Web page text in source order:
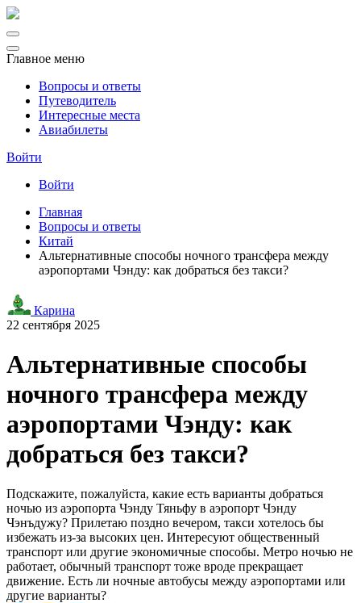
Главное меню
Вопросы и ответы
Путеводитель
Интересные места
Авиабилеты
Войти
Войти
Главная
Вопросы и ответы
Китай
Альтернативные способы ночного трансфера между
аэропортами Чэнду: как добраться без такси?
Карина
22 сентября 2025
Альтернативные способы
ночного трансфера между
аэропортами Чэнду: как
добраться без такси?
Подскажите, пожалуйста, какие есть варианты добраться
ночью из аэропорта Чэнду Тяньфу в аэропорт Чэнду
Чэнъдужу? Прилетаю поздно вечером, такси хотелось бы
избежать из-за высоких цен. Интересуют общественный
транспорт или другие экономичные способы. Метро ночью не
работает, обычный транспорт тоже вроде прекращает
движение. Есть ли ночные автобусы между аэропортами или
другие варианты?